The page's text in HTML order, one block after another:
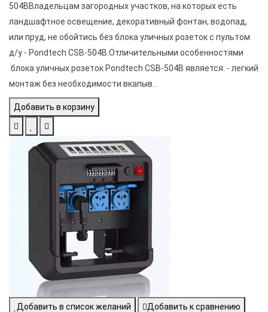
504BВладельцам загородных участков, на которых есть
ландшафтное освещение, декоративный фонтан, водопад,
или пруд, не обойтись без блока уличных розеток с пультом
д/у - Pondtech CSB-504В.Отличительными особенностями
блока уличных розеток Pondtech CSB-504В является: - легкий
монтаж без необходимости вкапыв..
Добавить в корзину
Добавить в список желаний
Добавить к сравнению